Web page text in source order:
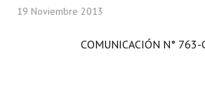
Comisiones Especiales
19 Noviembre 2013
COMUNICACIÓN N° 763-